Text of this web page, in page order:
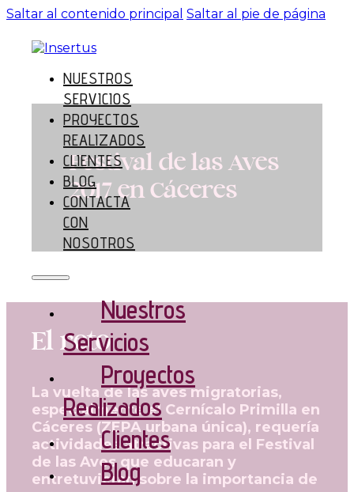
Saltar al contenido principal Saltar al pie de página
NUESTROS
SERVICIOS
PROYECTOS
REALIZADOS
CLIENTES
BLOG
CONTACTA
CON
NOSOTROS
Nuestros
Servicios
Proyectos
Realizados
Clientes
Blog
Festival de las Aves
2017 en Cáceres
El reto
La vuelta de las aves migratorias,
especialmente el Cernícalo Primilla en
Cáceres (ZEPA urbana única), requería
actividades atractivas para el Festival
de las Aves que educaran y
entretuvieran sobre la importancia de